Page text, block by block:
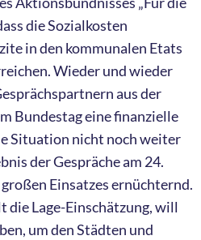
die Sozialkosten
in den kommunalen Etats
Wieder und wieder
aus der
Bundestag eine finanzielle
Situation nicht noch weiter
der Gespräche am 24.
Einsatzes ernüchternd.
Lage-Einschätzung, will
um den Städten und